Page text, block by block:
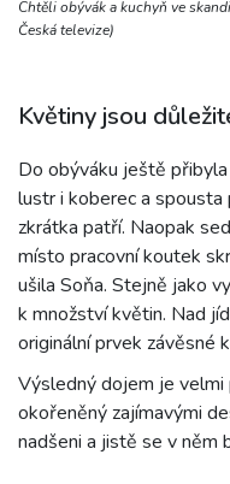
Chtěli obývák a kuchyň ve
Česká televize)
Květiny jsou
Do obýváku ještě
lustr i koberec a
zkrátka patří. Naopak
místo pracovní koutek
ušila Soňa. Stejně jako
k množství květin. Nad
originální prvek závěsné
Výsledný dojem je velmi
okořeněný zajímavými
nadšeni a jistě se v něm